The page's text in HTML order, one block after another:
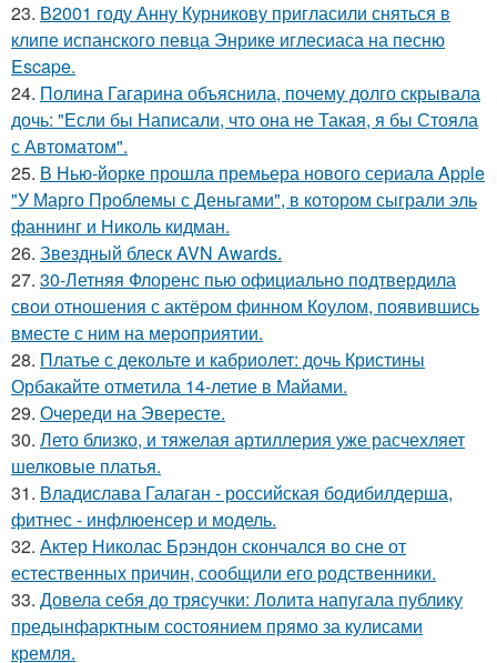
23. В2001 году Анну Курникову пригласили сняться в
клипе испанского певца Энрике иглесиаса на песню
Escape.
24. Полина Гагарина объяснила, почему долго скрывала
дочь: "Если бы Написали, что она не Такая, я бы Стояла
с Автоматом".
25. В Нью-йорке прошла премьера нового сериала Apple
"У Марго Проблемы с Деньгами", в котором сыграли эль
фаннинг и Николь кидман.
26. Звездный блеск AVN Awards.
27. 30-Летняя Флоренс пью официально подтвердила
свои отношения с актёром финном Коулом, появившись
вместе с ним на мероприятии.
28. Платье с декольте и кабриолет: дочь Кристины
Орбакайте отметила 14-летие в Майами.
29. Очереди на Эвересте.
30. Лето близко, и тяжелая артиллерия уже расчехляет
шелковые платья.
31. Владислава Галаган - российская бодибилдерша,
фитнес - инфлюенсер и модель.
32. Актер Николас Брэндон скончался во сне от
естественных причин, сообщили его родственники.
33. Довела себя до трясучки: Лолита напугала публику
предынфарктным состоянием прямо за кулисами
кремля.